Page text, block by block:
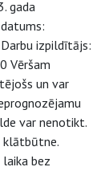
gada
izpildītājs:
Vēršam
un var
var nenotikt.
klātbūtne.
bez